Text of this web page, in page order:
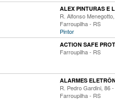
ALEX PINTURAS E
R. Alfonso
Farroupilha - RS
Pintor
ACTION SAFE
Farroupilha - RS
ALARMES
R. Pedro Gardini, 86
Farroupilha - RS